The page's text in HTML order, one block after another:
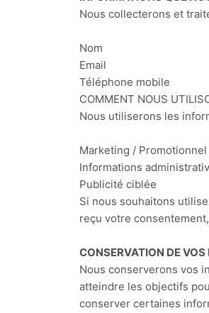
Nous collecterons et
Nom
Email
Téléphone mobile
COMMENT NOUS
Nous utiliserons les
Marketing / Promotionnel
Informations
Publicité ciblée
Si nous souhaitons
reçu votre
CONSERVATION DE
Nous conserverons vos
atteindre les objectifs
conserver certaines